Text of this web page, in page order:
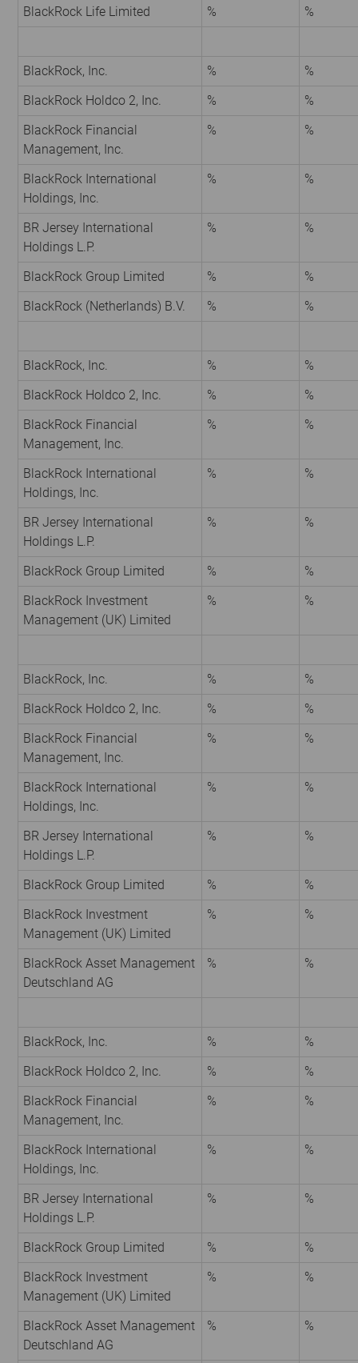
BlackRock Life Limited % %
BlackRock, Inc. %
%
BlackRock Holdco 2, Inc.
%
%
BlackRock Financial
Management, Inc.
% %
BlackRock International
Holdings, Inc.
% %
BR Jersey International
Holdings L.P.
% %
BlackRock Group Limited %
%
BlackRock (Netherlands) B.V.
% %
BlackRock, Inc. %
%
BlackRock Holdco 2, Inc.
%
%
BlackRock Financial
Management, Inc.
% %
BlackRock International
Holdings, Inc.
% %
BR Jersey International
Holdings L.P.
% %
BlackRock Group Limited %
%
BlackRock Investment
Management (UK) Limited
% %
BlackRock, Inc. %
%
BlackRock Holdco 2, Inc.
%
%
BlackRock Financial
Management, Inc.
% %
BlackRock International
Holdings, Inc.
% %
BR Jersey International
Holdings L.P.
% %
BlackRock Group Limited %
%
BlackRock Investment
Management (UK) Limited
% %
BlackRock Asset Management
Deutschland AG
% %
BlackRock, Inc. %
%
BlackRock Holdco 2, Inc.
%
%
BlackRock Financial
Management, Inc.
% %
BlackRock International
Holdings, Inc.
% %
BR Jersey International
Holdings L.P.
% %
BlackRock Group Limited %
%
BlackRock Investment
Management (UK) Limited
% %
BlackRock Asset Management
Deutschland AG
% %